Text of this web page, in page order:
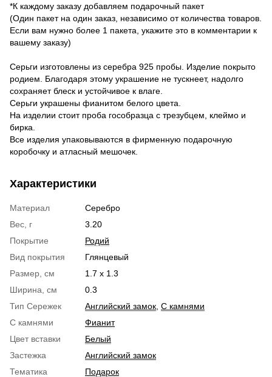
*К каждому заказу добавляем подарочный пакет
(Один пакет на один заказ, независимо от количества товаров.
Если вам нужно более 1 пакета, укажите это в комментарии к
вашему заказу)
Серьги изготовлены из серебра 925 пробы. Изделие покрыто
родием. Благодаря этому украшение не тускнеет, надолго
сохраняет блеск и устойчивое к влаге.
Серьги украшены фианитом белого цвета.
На изделии стоит проба гособразца с трезубцем, клеймо и
бирка.
Все изделия упаковываются в фирменную подарочную
коробочку и атласный мешочек.
Характеристики
Материал
Серебро
Вес, г
3.20
Покрытие
Родий
Вид покрытия
Глянцевый
Размер, см
1.7 х 1.3
Ширина, см
0.3
Тип Сережек
Английский замок С камнями
С камнями
Фианит
Цвет вставки
Белый
Застежка
Английский замок
Тематика
Подарок